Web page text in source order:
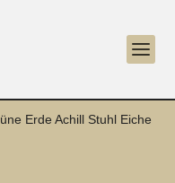
Erde Achill Stuhl Eiche